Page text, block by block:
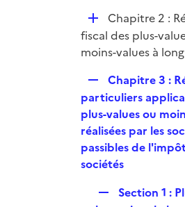
D
é
p
e
r
Chapitre 2 :
fiscal des plus-
moins-values à
e
p
l
i
e
Chapitre 3 :
particuliers
plus-values ou
réalisées par les
passibles de
sociétés
Section 1 :